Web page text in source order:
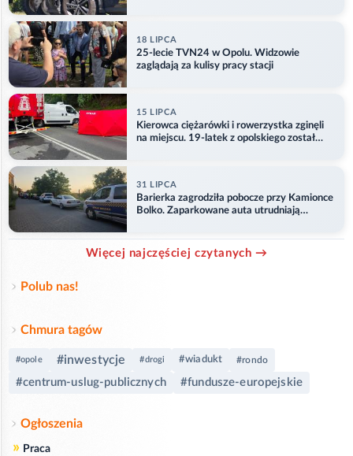
18 LIPCA
25-lecie TVN24 w Opolu. Widzowie
zaglądają za kulisy pracy stacji
15 LIPCA
Kierowca ciężarówki i rowerzystka zginęli
na miejscu. 19-latek z opolskiego został
31 LIPCA
Barierka zagrodziła pobocze przy Kamionce
Bolko. Zaparkowane auta utrudniają
Więcej najczęściej czytanych →
Polub nas!
Chmura tagów
#opole #inwestycje #drogi #wiadukt #rondo
#centrum-uslug-publicznych #fundusze-europejskie
Ogłoszenia
» Praca